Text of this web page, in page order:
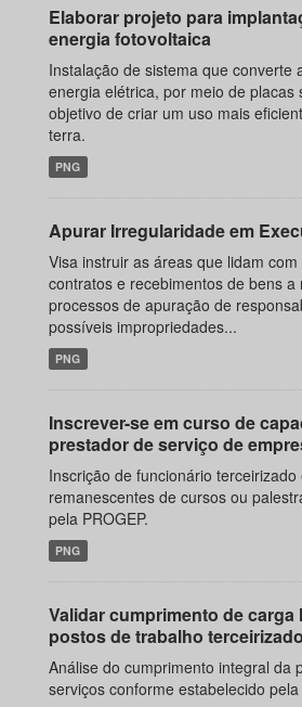
Elaborar projeto para
energia fotovoltaica
Instalação de sistema que converte
energia elétrica, por meio de placas
objetivo de criar um uso mais
terra.
PNG
Apurar Irregularidade em
Visa instruir as áreas que lidam
contratos e recebimentos de bens a
processos de apuração de
possíveis impropriedades...
PNG
Inscrever-se em curso de
prestador de serviço de
Inscrição de funcionário terceirizado
remanescentes de cursos ou
pela PROGEP.
PNG
Validar cumprimento de carga
postos de trabalho
Análise do cumprimento integral da
serviços conforme estabelecido